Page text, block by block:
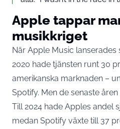
Apple tappar
musikkriget
När Apple Music
2020 hade tjänsten runt 30
amerikanska marknaden –
Spotify. Men de senaste
Till 2024 hade Apples andel
medan Spotify växte till 37